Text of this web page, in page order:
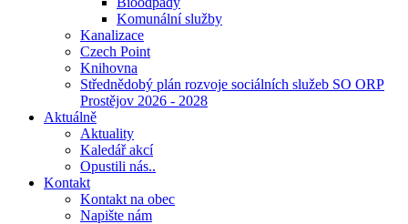
Komunální služby
Kanalizace
Czech Point
Knihovna
Střednědobý plán rozvoje sociálních služeb SO ORP
Prostějov 2026 - 2028
Aktuálně
Aktuality
Kaledář akcí
Opustili nás..
Kontakt
Kontakt na obec
Napište nám